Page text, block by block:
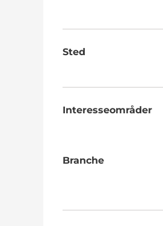
Sted
Interesseområder
Branche